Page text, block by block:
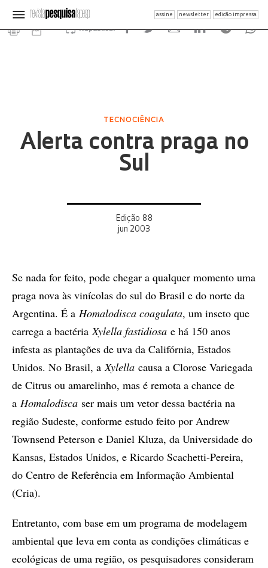
assine newsletter edição impressa
Republicar
TECNOCIÊNCIA
Alerta contra praga no
Sul
Edição 88
jun 2003
Se nada for feito, pode chegar a qualquer momento uma
praga nova às vinícolas do sul do Brasil e do norte da
Argentina. É a Homalodisca coagulata, um inseto que
carrega a bactériaXylella fastidiosa e há 150 anos
infesta as plantações de uva da Califórnia, Estados
Unidos. No Brasil, aXylella causa a Clorose Variegada
de Citrus ou amarelinho, mas é remota a chance de
a Homalodisca ser mais um vetor dessa bactéria na
região Sudeste, conforme estudo feito por Andrew
Townsend Peterson e Daniel Kluza, da Universidade do
Kansas, Estados Unidos, e Ricardo Scachetti-Pereira,
do Centro de Referência em Informação Ambiental
(Cria).
Entretanto, com base em um programa de modelagem
ambiental que leva em conta as condições climáticas e
ecológicas de uma região, os pesquisadores consideram